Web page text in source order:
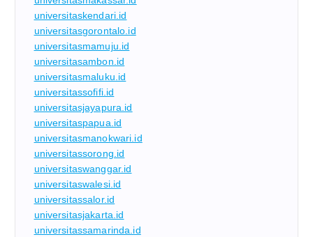
universitaskendari.id
universitasgorontalo.id
universitasmamuju.id
universitasambon.id
universitasmaluku.id
universitassofifi.id
universitasjayapura.id
universitaspapua.id
universitasmanokwari.id
universitassorong.id
universitaswanggar.id
universitaswalesi.id
universitassalor.id
universitasjakarta.id
universitassamarinda.id